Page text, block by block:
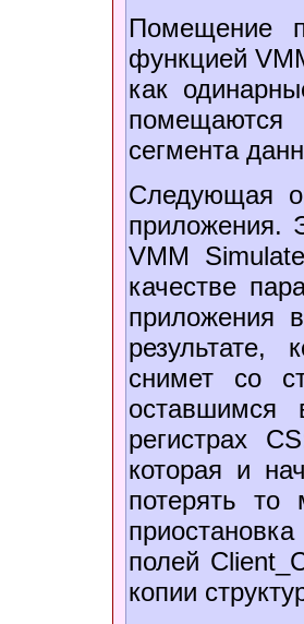
Помещение
функцией
как
помещаются
сегмента
Следующая
приложения.
VMM
качестве
приложения
результате,
снимет со
регистрах
которая и
потерять то
полей
копии